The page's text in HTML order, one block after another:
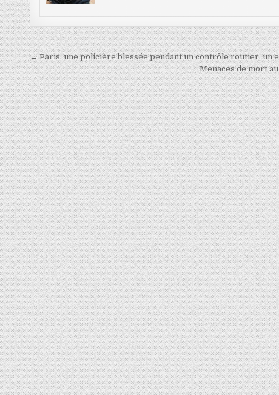
Navigation
de
l’article
← Paris: une policière blessée pendant un contrôle routier, un
Menaces de mort